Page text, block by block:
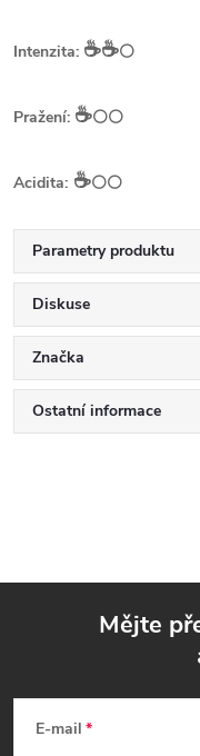
Intenzita: ☕️☕️⚪
Pražení: ☕️⚪⚪
Acidita: ☕️⚪⚪
Parametry produktu
Diskuse
Značka
Ostatní informace
Mějte
E-mail